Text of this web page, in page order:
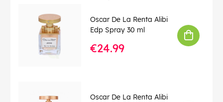
Oscar De La Renta Alibi
Edp Spray 30 ml
€24.99
Oscar De La Renta Alibi